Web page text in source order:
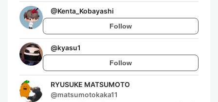
@Kenta_Kobayashi
Follow
@kyasu1
Follow
RYUSUKE MATSUMOTO
@matsumotokaka11